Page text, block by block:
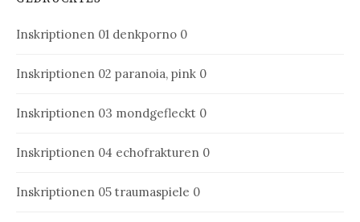
Inskriptionen 01 denkporno 0
Inskriptionen 02 paranoia, pink 0
Inskriptionen 03 mondgefleckt 0
Inskriptionen 04 echofrakturen 0
Inskriptionen 05 traumaspiele 0